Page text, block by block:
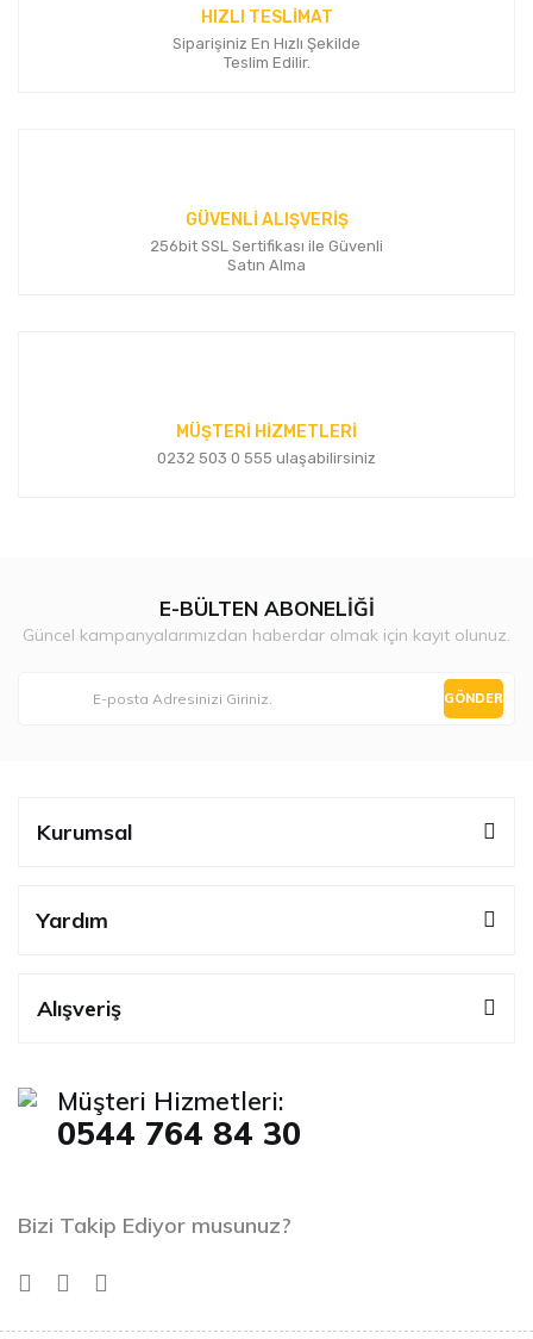
Gönder
HIZLI TESLİMAT
Siparişiniz En Hızlı Şekilde
Teslim Edilir.
GÜVENLİ ALIŞVERİŞ
256bit SSL Sertifikası ile Güvenli
Satın Alma
MÜŞTERİ HİZMETLERİ
0232 503 0 555 ulaşabilirsiniz
E-BÜLTEN ABONELİĞİ
Güncel kampanyalarımızdan haberdar olmak için kayıt olunuz.
GÖNDER
Kurumsal
Yardım
Alışveriş
Müşteri Hizmetleri:
0544 764 84 30
Bizi Takip Ediyor musunuz?